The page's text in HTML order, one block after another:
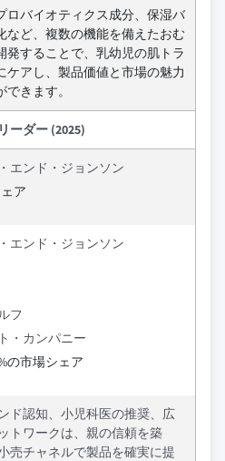
ロバイオティクス成分、保湿バ
など、複数の機能を備えたおむ
発することで、乳幼児の肌トラ
ケアし、製品価値と市場の魅力
きます。
ーダー (2025)
エンド・ジョンソン
ア
エンド・ジョンソン
フ
・カンパニー
の市場シェア
ド認知、小児科医の推奨、広
トワークは、親の信頼を築
売チャネルで製品を確実に提